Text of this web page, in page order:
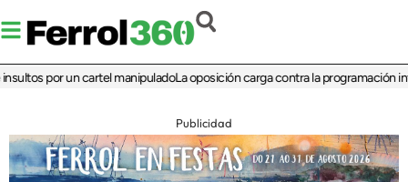
por un cartel manipuladoLa oposición carga contra la programación
Publicidad